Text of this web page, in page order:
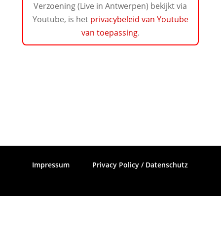
Verzoening (Live in Antwerpen) bekijkt via
Youtube, is het privacybeleid van Youtube
van toepassing.
Impressum Privacy Policy / Datenschutz